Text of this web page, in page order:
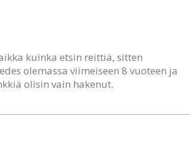
kuinka etsin reittiä, sitten
olemassa viimeiseen 8 vuoteen ja
olisin vain hakenut.